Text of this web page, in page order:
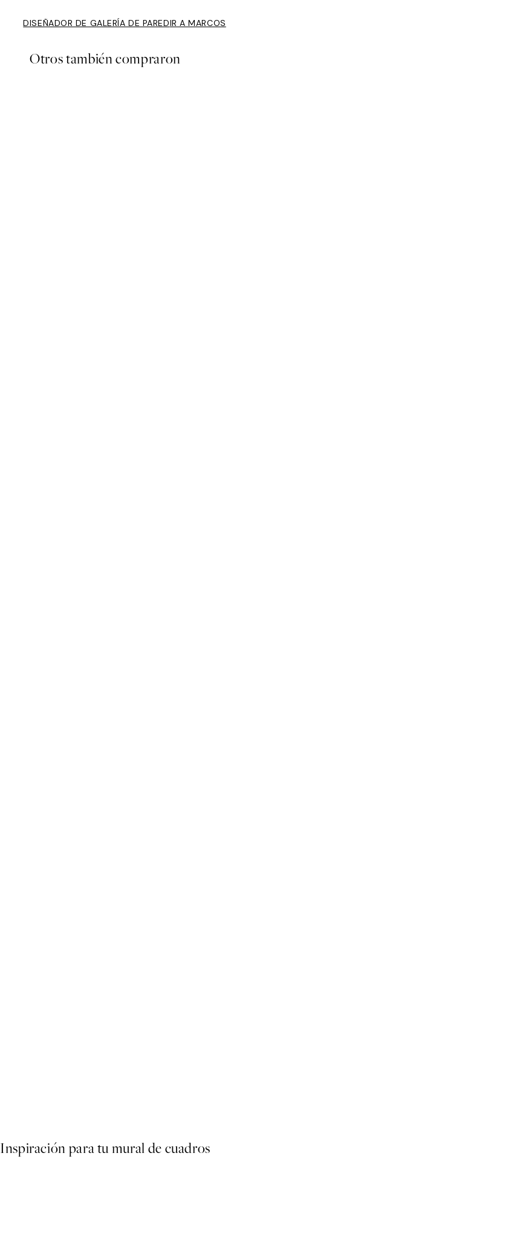
DISEÑADOR DE GALERÍA DE PAREDIR A MARCOS
Otros también compraron
Inspiración para tu mural de cuadros